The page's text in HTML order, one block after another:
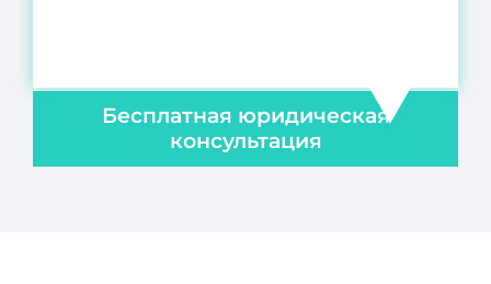
Бесплатная юридическая
консультация